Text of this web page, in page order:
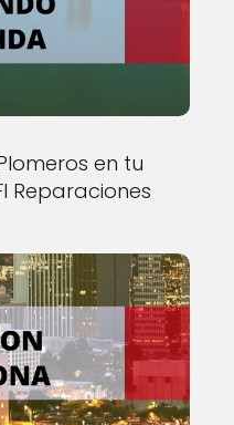
en tu
Reparaciones